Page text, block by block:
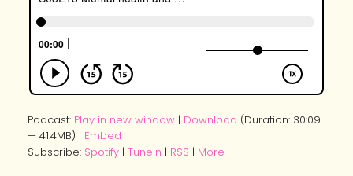
Podcast: Play in new window | Download (Duration: 30:09
— 41.4MB) | Embed
Subscribe: Spotify | TuneIn | RSS | More